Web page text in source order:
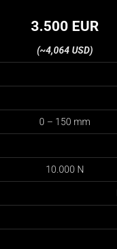
3.500 EUR
(~4,064 USD)
0 – 150 mm
10.000 N